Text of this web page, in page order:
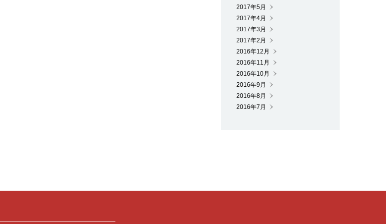
2017年5月
2017年4月
2017年3月
2017年2月
2016年12月
2016年11月
2016年10月
2016年9月
2016年8月
2016年7月